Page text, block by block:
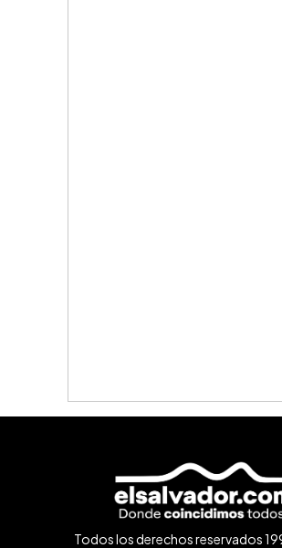
Todos los derechos reservados